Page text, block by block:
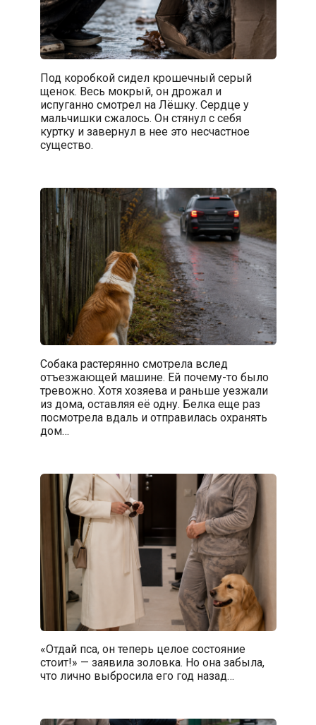
Под коробкой сидел крошечный серый
щенок. Весь мокрый, он дрожал и
испуганно смотрел на Лёшку. Сердце у
мальчишки сжалось. Он стянул с себя
куртку и завернул в нее это несчастное
существо.
Собака растерянно смотрела вслед
отъезжающей машине. Ей почему-то было
тревожно. Хотя хозяева и раньше уезжали
из дома, оставляя её одну. Белка еще раз
посмотрела вдаль и отправилась охранять
дом…
«Отдай пса, он теперь целое состояние
стоит!» — заявила золовка. Но она забыла,
что лично выбросила его год назад…